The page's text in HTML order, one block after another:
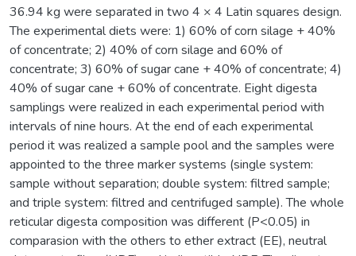
36.94 kg were separated in two 4 × 4 Latin squares design.
The experimental diets were: 1) 60% of corn silage + 40%
of concentrate; 2) 40% of corn silage and 60% of
concentrate; 3) 60% of sugar cane + 40% of concentrate; 4)
40% of sugar cane + 60% of concentrate. Eight digesta
samplings were realized in each experimental period with
intervals of nine hours. At the end of each experimental
period it was realized a sample pool and the samples were
appointed to the three marker systems (single system:
sample without separation; double system: filtred sample;
and triple system: filtred and centrifuged sample). The whole
reticular digesta composition was different (P<0.05) in
comparasion with the others to ether extract (EE), neutral